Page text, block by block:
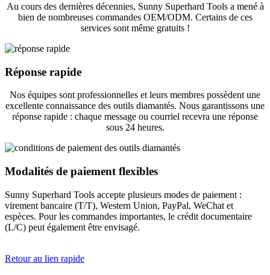
Au cours des dernières décennies, Sunny Superhard Tools a mené à
bien de nombreuses commandes OEM/ODM. Certains de ces
services sont même gratuits !
Réponse rapide
Nos équipes sont professionnelles et leurs membres possèdent une
excellente connaissance des outils diamantés. Nous garantissons une
réponse rapide : chaque message ou courriel recevra une réponse
sous 24 heures.
Modalités de paiement flexibles
Sunny Superhard Tools accepte plusieurs modes de paiement :
virement bancaire (T/T), Western Union, PayPal, WeChat et
espèces. Pour les commandes importantes, le crédit documentaire
(L/C) peut également être envisagé.
Retour au lien rapide